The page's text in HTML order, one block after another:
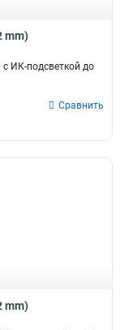
mm)
ИК-подсветкой до
Сравнить
mm)